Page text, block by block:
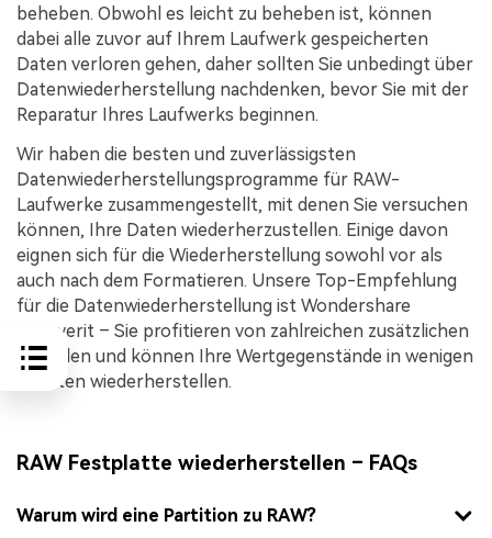
beheben. Obwohl es leicht zu beheben ist, können
dabei alle zuvor auf Ihrem Laufwerk gespeicherten
Daten verloren gehen, daher sollten Sie unbedingt über
Datenwiederherstellung nachdenken, bevor Sie mit der
Reparatur Ihres Laufwerks beginnen.
Wir haben die besten und zuverlässigsten
Datenwiederherstellungsprogramme für RAW-
Laufwerke zusammengestellt, mit denen Sie versuchen
können, Ihre Daten wiederherzustellen. Einige davon
eignen sich für die Wiederherstellung sowohl vor als
auch nach dem Formatieren. Unsere Top-Empfehlung
für die Datenwiederherstellung ist Wondershare
Recoverit – Sie profitieren von zahlreichen zusätzlichen
Vorteilen und können Ihre Wertgegenstände in wenigen
Minuten wiederherstellen.
RAW Festplatte wiederherstellen – FAQs
Warum wird eine Partition zu RAW?